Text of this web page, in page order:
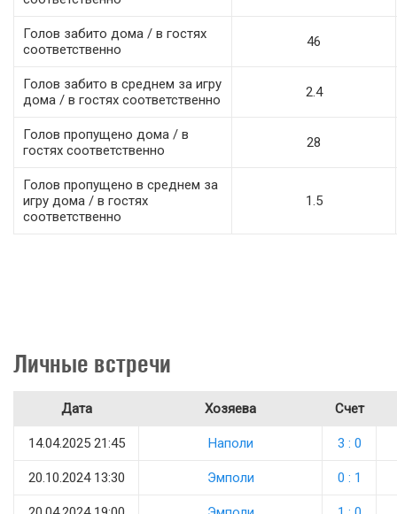
Голов забито дома / в гостях
соответственно
46
Голов забито в среднем за игру
дома / в гостях соответственно
2.4
Голов пропущено дома / в
гостях соответственно
28
Голов пропущено в среднем за
игру дома / в гостях
соответственно
1.5
Личные встречи
Дата Хозяева Счет
14.04.2025 21:45 Наполи 3 : 0
20.10.2024 13:30 Эмполи 0 : 1